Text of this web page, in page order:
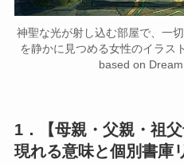
神聖な光が射し込む部屋で、一
を静かに見つめる女性のイラス
based on
1．【母親・父親・祖
現れる意味と個別書庫